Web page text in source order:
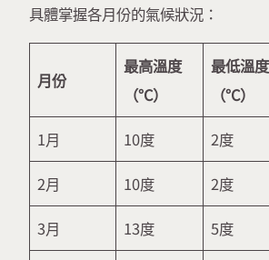
具體掌握各月份的氣候狀況：
月份
最高溫度
（°C）
最低溫度
（°C）
1月 10度 2度
2月 10度 2度
3月 13度 5度